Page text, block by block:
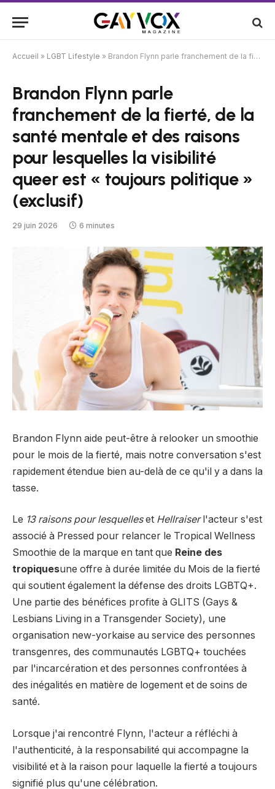
Accueil » LGBT Lifestyle » Brandon Flynn parle franchement de la fierté, de la santé mentale et des raisons pour lesquelles la visibilité queer est « toujours politique » (exclusif)
Brandon Flynn parle
franchement de la fierté, de la
santé mentale et des raisons
pour lesquelles la visibilité
queer est « toujours politique »
(exclusif)
29 juin 2026 6 minutes
Brandon Flynn aide peut-être à relooker un smoothie
pour le mois de la fierté, mais notre conversation s'est
rapidement étendue bien au-delà de ce qu'il y a dans la
tasse.
Le 13 raisons pour lesquelleset Hellraiserl'acteur s'est
associé à Pressed pour relancer le Tropical Wellness
Smoothie de la marque en tant que Reine des
tropiquesune offre à durée limitée du Mois de la fierté
qui soutient également la défense des droits LGBTQ+.
Une partie des bénéfices profite à GLITS (Gays &
Lesbians Living in a Transgender Society), une
organisation new-yorkaise au service des personnes
transgenres, des communautés LGBTQ+ touchées
par l'incarcération et des personnes confrontées à
des inégalités en matière de logement et de soins de
santé.
Lorsque j'ai rencontré Flynn, l'acteur a réfléchi à
l'authenticité, à la responsabilité qui accompagne la
visibilité et à la raison pour laquelle la fierté a toujours
signifié plus qu'une célébration.